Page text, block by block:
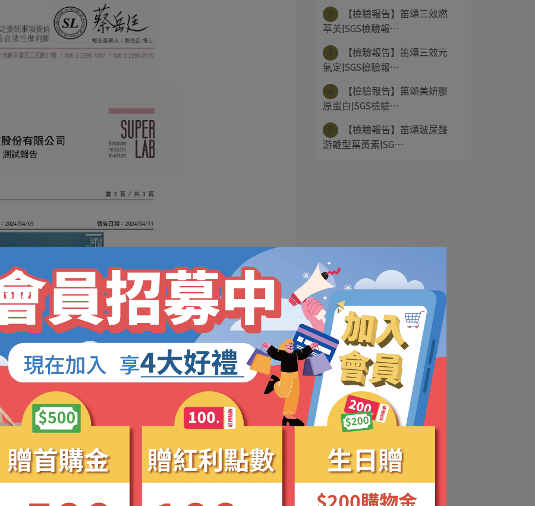
【檢驗報告】笛頌三效燃
萃美|SGS檢驗報⋯
【檢驗報告】笛頌三效元
氣定|SGS檢驗報⋯
【檢驗報告】笛頌美妍膠
原蛋白|SGS檢驗⋯
【檢驗報告】笛頌玻尿酸
游離型葉黃素|SG⋯